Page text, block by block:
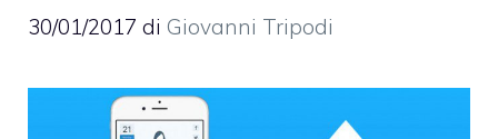
30/01/2017 di Giovanni Tripodi